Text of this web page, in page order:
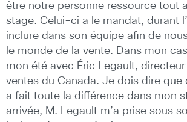
être notre personne ressource tout
stage. Celui-ci a le mandat, durant
inclure dans son équipe afin de
le monde de la vente. Dans mon
mon été avec Éric Legault,
ventes du Canada. Je dois dire que
a fait toute la différence dans mon
arrivée, M. Legault m’a prise sous